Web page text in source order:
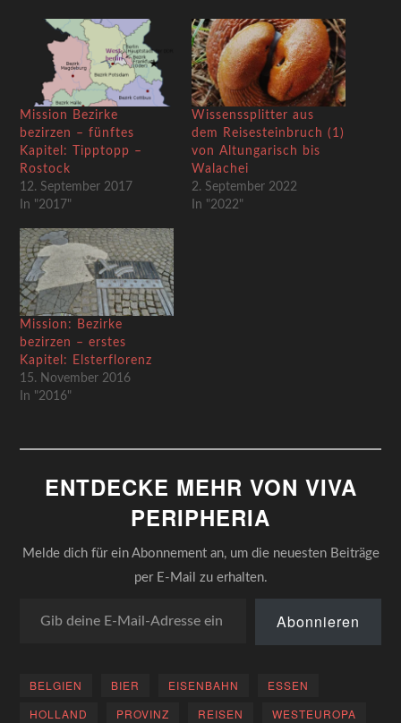
Mission Bezirke
bezirzen – fünftes
Kapitel: Tipptopp –
Rostock
12. September 2017
In "2017"
Wissenssplitter aus
dem Reisesteinbruch (1)
von Altungarisch bis
Walachei
2. September 2022
In "2022"
Mission: Bezirke
bezirzen – erstes
Kapitel: Elsterflorenz
15. November 2016
In "2016"
ENTDECKE MEHR VON VIVA
PERIPHERIA
Melde dich für ein Abonnement an, um die neuesten Beiträge
per E-Mail zu erhalten.
Abonnieren
BELGIEN BIER EISENBAHN
ESSEN
HOLLAND
PROVINZ REISEN WESTEUROPA